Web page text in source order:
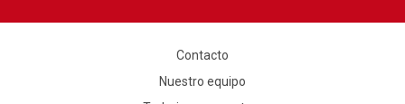
Contacto
Nuestro equipo